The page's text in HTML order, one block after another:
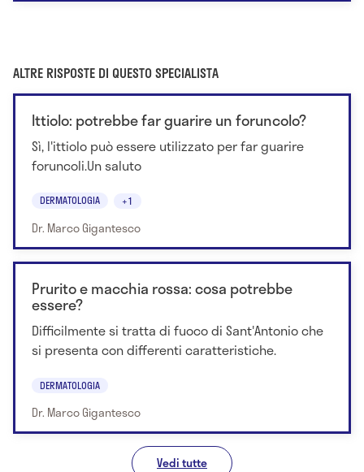
ALTRE RISPOSTE DI QUESTO SPECIALISTA
Ittiolo: potrebbe far guarire un foruncolo?
Sì, l'ittiolo può essere utilizzato per far guarire
foruncoli.Un saluto
DERMATOLOGIA +1
Dr. Marco Gigantesco
Prurito e macchia rossa: cosa potrebbe
essere?
Difficilmente si tratta di fuoco di Sant'Antonio che
si presenta con differenti caratteristiche.
DERMATOLOGIA
Dr. Marco Gigantesco
Vedi tutte